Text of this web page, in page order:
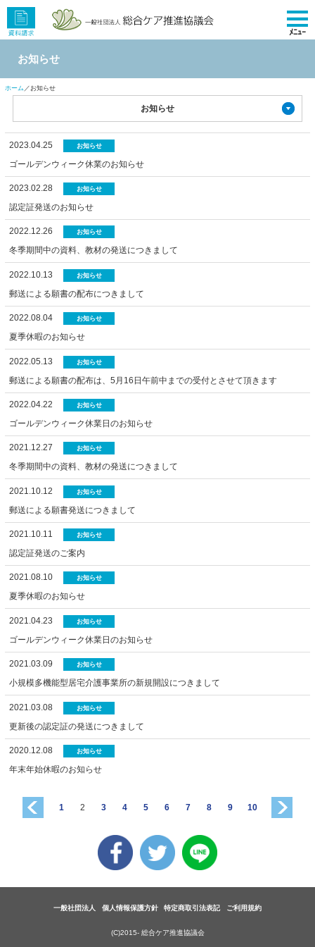
ﾒﾆｭｰ
お知らせ
ホーム ／お知らせ
お知らせ
2023.04.25 お知らせ
ゴールデンウィーク休業のお知らせ
2023.02.28 お知らせ
認定証発送のお知らせ
2022.12.26 お知らせ
冬季期間中の資料、教材の発送につきまして
2022.10.13 お知らせ
郵送による願書の配布につきまして
2022.08.04 お知らせ
夏季休暇のお知らせ
2022.05.13 お知らせ
郵送による願書の配布は、5月16日午前中までの受付とさせて頂きます
2022.04.22 お知らせ
ゴールデンウィーク休業日のお知らせ
2021.12.27 お知らせ
冬季期間中の資料、教材の発送につきまして
2021.10.12 お知らせ
郵送による願書発送につきまして
2021.10.11 お知らせ
認定証発送のご案内
2021.08.10 お知らせ
夏季休暇のお知らせ
2021.04.23 お知らせ
ゴールデンウィーク休業日のお知らせ
2021.03.09 お知らせ
小規模多機能型居宅介護事業所の新規開設につきまして
2021.03.08 お知らせ
更新後の認定証の発送につきまして
2020.12.08 お知らせ
年末年始休暇のお知らせ
1 2 3 4 5 6 7 8 9 10
一般社団法人 個人情報保護方針 特定商取引法表記 ご利用規約
(C)2015- 総合ケア推進協議会